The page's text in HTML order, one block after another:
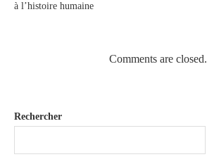
à l’histoire humaine
Comments are closed.
Rechercher